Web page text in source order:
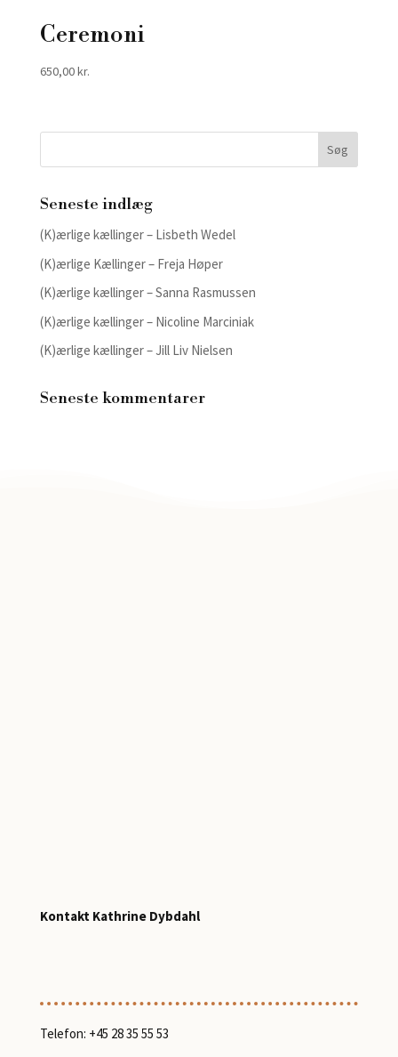
Ceremoni
650,00kr.
Seneste indlæg
(K)ærlige kællinger – Lisbeth Wedel
(K)ærlige Kællinger – Freja Høper
(K)ærlige kællinger – Sanna Rasmussen
(K)ærlige kællinger – Nicoline Marciniak
(K)ærlige kællinger – Jill Liv Nielsen
Seneste kommentarer
Kontakt Kathrine Dybdahl
Telefon: +45 28 35 55 53